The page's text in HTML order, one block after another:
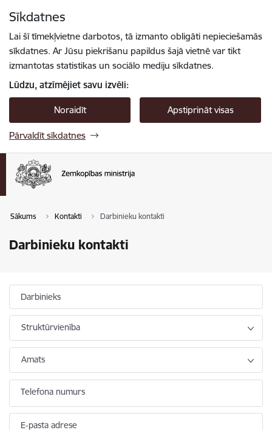
Sīkdatnes
Lai šī tīmekļvietne darbotos, tā izmanto obligāti nepieciešamās
sīkdatnes. Ar Jūsu piekrišanu papildus šajā vietnē var tikt
izmantotas statistikas un sociālo mediju sīkdatnes.
Lūdzu, atzīmējiet savu izvēli:
Noraidīt Apstiprināt visas
Pārvaldīt sīkdatnes
Sākums Kontakti Darbinieku kontakti
Darbinieku kontakti
Darbinieks
Struktūrvienība
Amats
Telefona numurs
E-pasta adrese